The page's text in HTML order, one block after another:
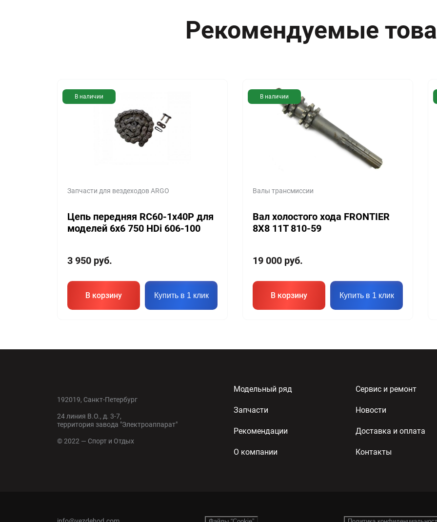
Рекомендуемые
В наличии
Запчасти для вездеходов ARGO
Цепь передняя RC60-1x40P для
моделей 6х6 750 HDi 606-100
3 950 руб.
В корзину Купить в 1 клик
В наличии
Валы трансмиссии
Вал холостого хода FRONTIER
8X8 11T 810-59
19 000 руб.
В корзину Купить в 1 клик
Модельный ряд Сервис и ремонт
Запчасти Новости
Рекомендации Доставка и оплата
О компании Контакты
192019, Санкт-Петербург
24 линия В.О., д. 3-7,
территория завода "Электроаппарат"
© 2022 — Спорт и Отдых